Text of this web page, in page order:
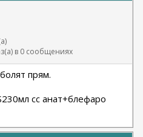
в 0 сообщениях
прям.
сс анат+блефаро